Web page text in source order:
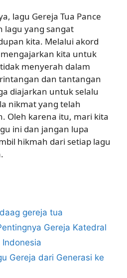
lagu Gereja Tua Pance
lagu yang sangat
kita. Melalui akord
kita untuk
menyerah dalam
dan tantangan
diajarkan untuk selalu
nikmat yang telah
Oleh karena itu, mari kita
ini dan jangan lupa
hikmah dari setiap lagu
gereja tua
Gereja Katedral
Gereja dari Generasi ke